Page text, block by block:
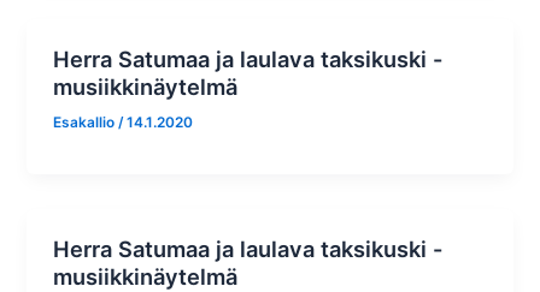
Herra Satumaa ja laulava taksikuski -
musiikkinäytelmä
Esakallio/14.1.2020
Herra Satumaa ja laulava taksikuski -
musiikkinäytelmä